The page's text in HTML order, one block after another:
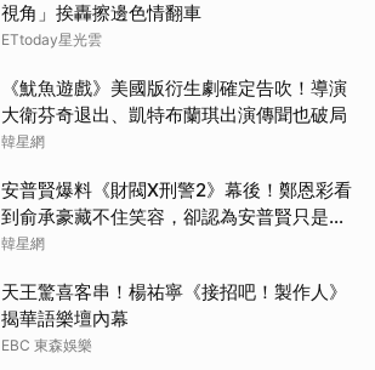
張凌
視角」挨轟擦邊色情翻車
ETtoday星光雲
《魷魚遊戲》美國版衍生劇確定告吹！導演
大衛芬奇退出、凱特布蘭琪出演傳聞也破局
韓星網
安普賢爆料《財閥X刑警2》幕後！鄭恩彩看
到俞承豪藏不住笑容，卻認為安普賢只是
「搞笑男」
韓星網
天王驚喜客串！楊祐寧《接招吧！製作人》
揭華語樂壇內幕
EBC 東森娛樂